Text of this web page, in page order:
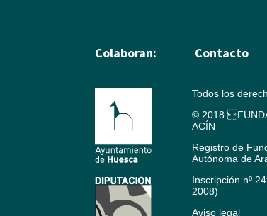
Colaboran: Contacto
Todos los
© 2018
ACÍN
Registro de
Autónoma de
Inscripción nº
2008)
Aviso legal